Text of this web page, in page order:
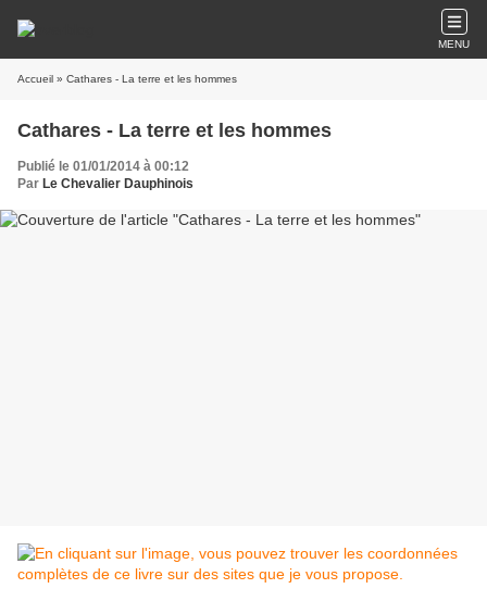
MENU
Accueil » Cathares - La terre et les hommes
Cathares - La terre et les hommes
Publié le 01/01/2014 à 00:12
Par Le Chevalier Dauphinois